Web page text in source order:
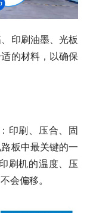
印刷油墨、光板
的材料，以确保
印刷、压合、固
板中最关键的一
刷机的温度、压
会偏移。